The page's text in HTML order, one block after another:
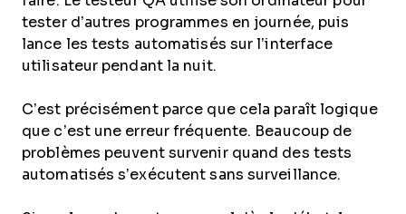
tester d’autres programmes en journée, puis
lance les tests automatisés sur l’interface
utilisateur pendant la nuit.
C’est précisément parce que cela paraît logique
que c’est une erreur fréquente. Beaucoup de
problèmes peuvent survenir quand des tests
automatisés s’exécutent sans surveillance.